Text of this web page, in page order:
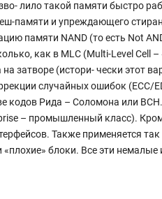
лило такой памяти быстро
памяти и упреждающего
памяти NAND (то есть Not
как в MLC (Multi-Level
затворе (истори- чески этот
случайных ошибок
Рида – Соломона или
– промышленный класс).
Также применяется
блоки. Все эти